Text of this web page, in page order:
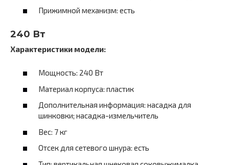
Прижимной механизм: есть
240 Вт
Характеристики модели:
Мощность: 240 Вт
Материал корпуса: пластик
Дополнительная информация: насадка для
шинковки; насадка-измельчитель
Вес: 7 кг
Отсек для сетевого шнура: есть